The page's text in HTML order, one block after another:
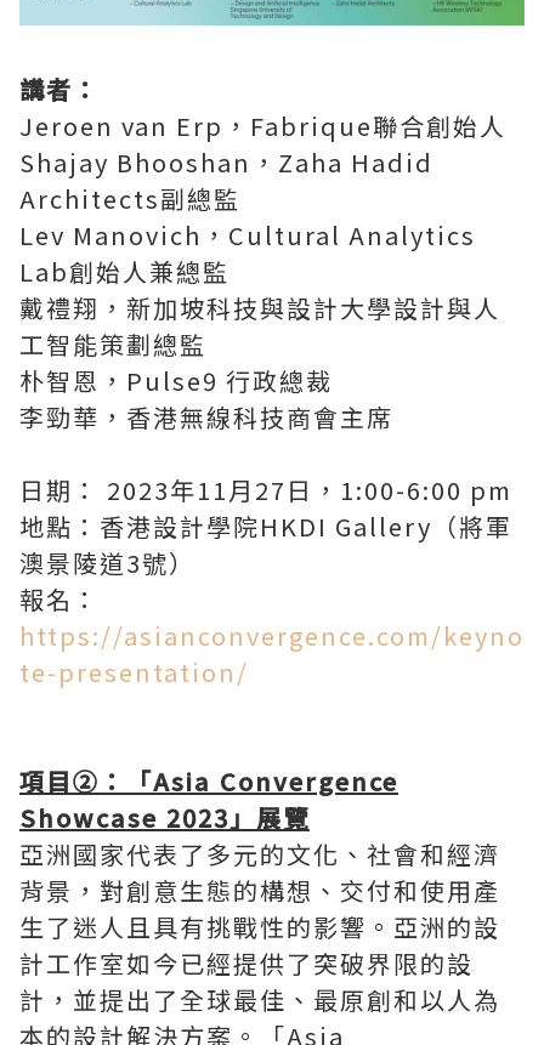
講者：
Jeroen van Erp，Fabrique聯合創始人
Shajay Bhooshan，Zaha Hadid
Architects副總監
Lev Manovich，Cultural Analytics
Lab創始人兼總監
戴禮翔，新加坡科技與設計大學設計與人
工智能策劃總監
朴智恩，Pulse9 行政總裁
李勁華，香港無線科技商會主席
日期： 2023年11月27日，1:00-6:00 pm
地點：香港設計學院HKDI Gallery（將軍
澳景陵道3號）
報名：
https://asianconvergence.com/keyno
te-presentation/
項目②：「Asia Convergence
Showcase 2023」展覽
亞洲國家代表了多元的文化、社會和經濟
背景，對創意生態的構想、交付和使用產
生了迷人且具有挑戰性的影響。亞洲的設
計工作室如今已經提供了突破界限的設
計，並提出了全球最佳、最原創和以人為
本的設計解決方案。「Asia